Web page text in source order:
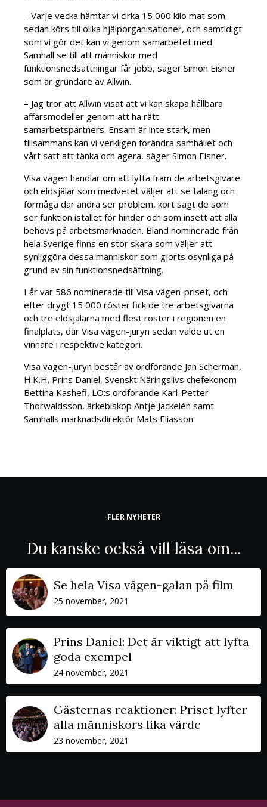
– Varje vecka hämtar vi cirka 15 000 kilo mat som
sedan körs till olika hjälporganisationer, och samtidigt
som vi gör det kan vi genom samarbetet med
Samhall se till att människor med
funktionsnedsättningar får jobb, säger Simon Eisner
som är grundare av Allwin.
– Jag tror att Allwin visat att vi kan skapa hållbara
affärsmodeller genom att ha rätt
samarbetspartners. Ensam är inte stark, men
tillsammans kan vi verkligen förändra samhället och
vårt sätt att tänka och agera, säger Simon Eisner.
Visa vägen handlar om att lyfta fram de arbetsgivare
och eldsjälar som medvetet väljer att se talang och
förmåga där andra ser problem, kort sagt de som
ser funktion istället för hinder och som insett att alla
behövs på arbetsmarknaden. Bland nominerade från
hela Sverige finns en stor skara som väljer att
synliggöra dessa människor som gjorts osynliga på
grund av sin funktionsnedsättning.
I år var 586 nominerade till Visa vägen-priset, och
efter drygt 15 000 röster fick de tre arbetsgivarna
och tre eldsjälarna med flest röster i regionen en
finalplats, där Visa vägen-juryn sedan valde ut en
vinnare i respektive kategori.
Visa vägen-juryn består av ordförande Jan Scherman,
H.K.H. Prins Daniel, Svenskt Näringslivs chefekonom
Bettina Kashefi, LO:s ordförande Karl-Petter
Thorwaldsson, ärkebiskop Antje Jackelén samt
Samhalls marknadsdirektör Mats Eliasson.
FLER NYHETER
Du kanske också vill läsa om...
Se hela Visa vägen-galan på film
25 november, 2021
Prins Daniel: Det är viktigt att lyfta
goda exempel
24 november, 2021
Gästernas reaktioner: Priset lyfter
alla människors lika värde
23 november, 2021